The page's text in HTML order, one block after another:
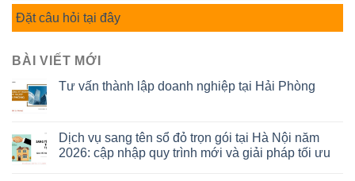
Đặt câu hỏi tại đây
BÀI VIẾT MỚI
Tư vấn thành lập doanh nghiệp tại Hải Phòng
Dịch vụ sang tên sổ đỏ trọn gói tại Hà Nội năm
2026: cập nhập quy trình mới và giải pháp tối ưu